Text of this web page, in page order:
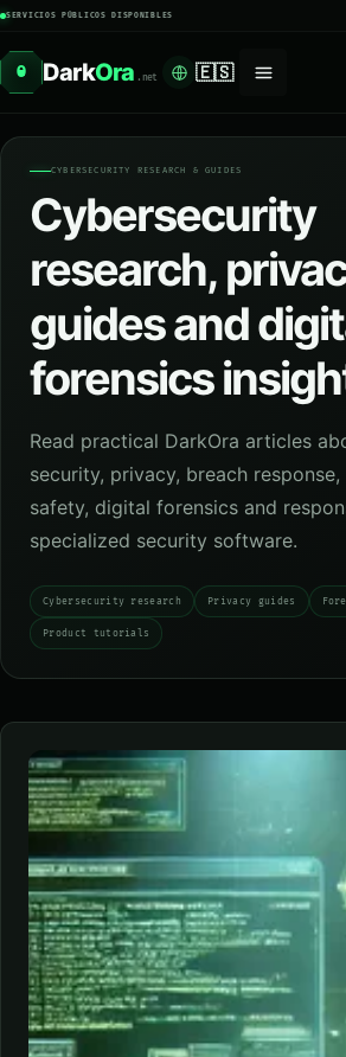
SERVICIOS PÚBLICOS DISPONIBLES
O DarkOra .net 🇪🇸
CYBERSECURITY RESEARCH & GUIDES
Cybersecurity
research,
guides and
forensics
Read practical DarkOra articles
security, privacy, breach
safety, digital forensics and
specialized security software.
Cybersecurity research Privacy guides
Product tutorials